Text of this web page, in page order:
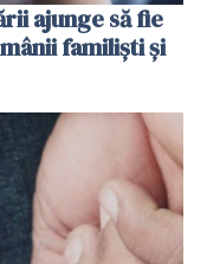
ajunge să fie
familiști și